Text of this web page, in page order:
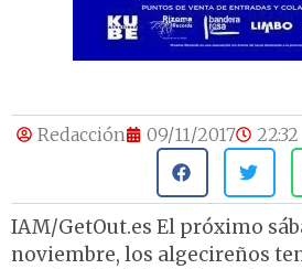
Redacción 09/11/2017 22:32
IAM/GetOut.es El próximo
noviembre, los algecireños